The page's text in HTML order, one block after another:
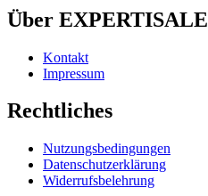
Über EXPERTISALE
Kontakt
Impressum
Rechtliches
Nutzungsbedingungen
Datenschutzerklärung
Widerrufsbelehrung